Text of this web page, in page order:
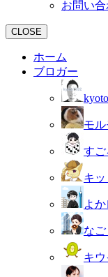
お問い
CLOSE
ホーム
ブロガー
モ
す
キ
よ
な
キ